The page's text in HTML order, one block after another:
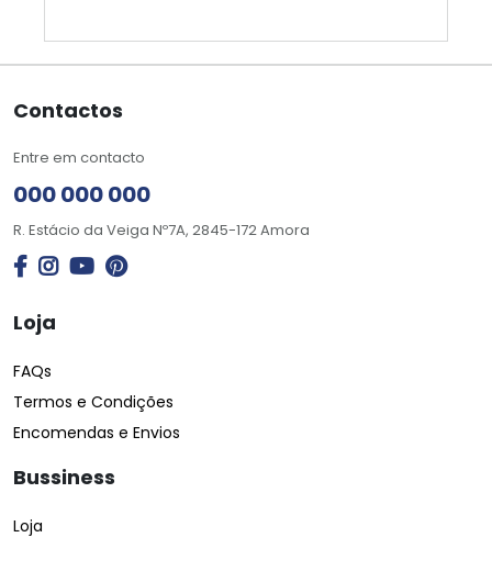
Contactos
Entre em contacto
000 000 000
R. Estácio da Veiga Nº7A, 2845-172 Amora
Loja
FAQs
Termos e Condições
Encomendas e Envios
Bussiness
Loja